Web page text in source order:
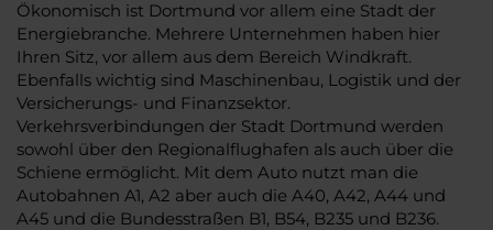
Ökonomisch ist Dortmund vor allem eine Stadt der
Energiebranche. Mehrere Unternehmen haben hier
Ihren Sitz, vor allem aus dem Bereich Windkraft.
Ebenfalls wichtig sind Maschinenbau, Logistik und der
Versicherungs- und Finanzsektor.
Verkehrsverbindungen der Stadt Dortmund werden
sowohl über den Regionalflughafen als auch über die
Schiene ermöglicht. Mit dem Auto nutzt man die
Autobahnen A1, A2 aber auch die A40, A42, A44 und
A45 und die Bundesstraßen B1, B54, B235 und B236.